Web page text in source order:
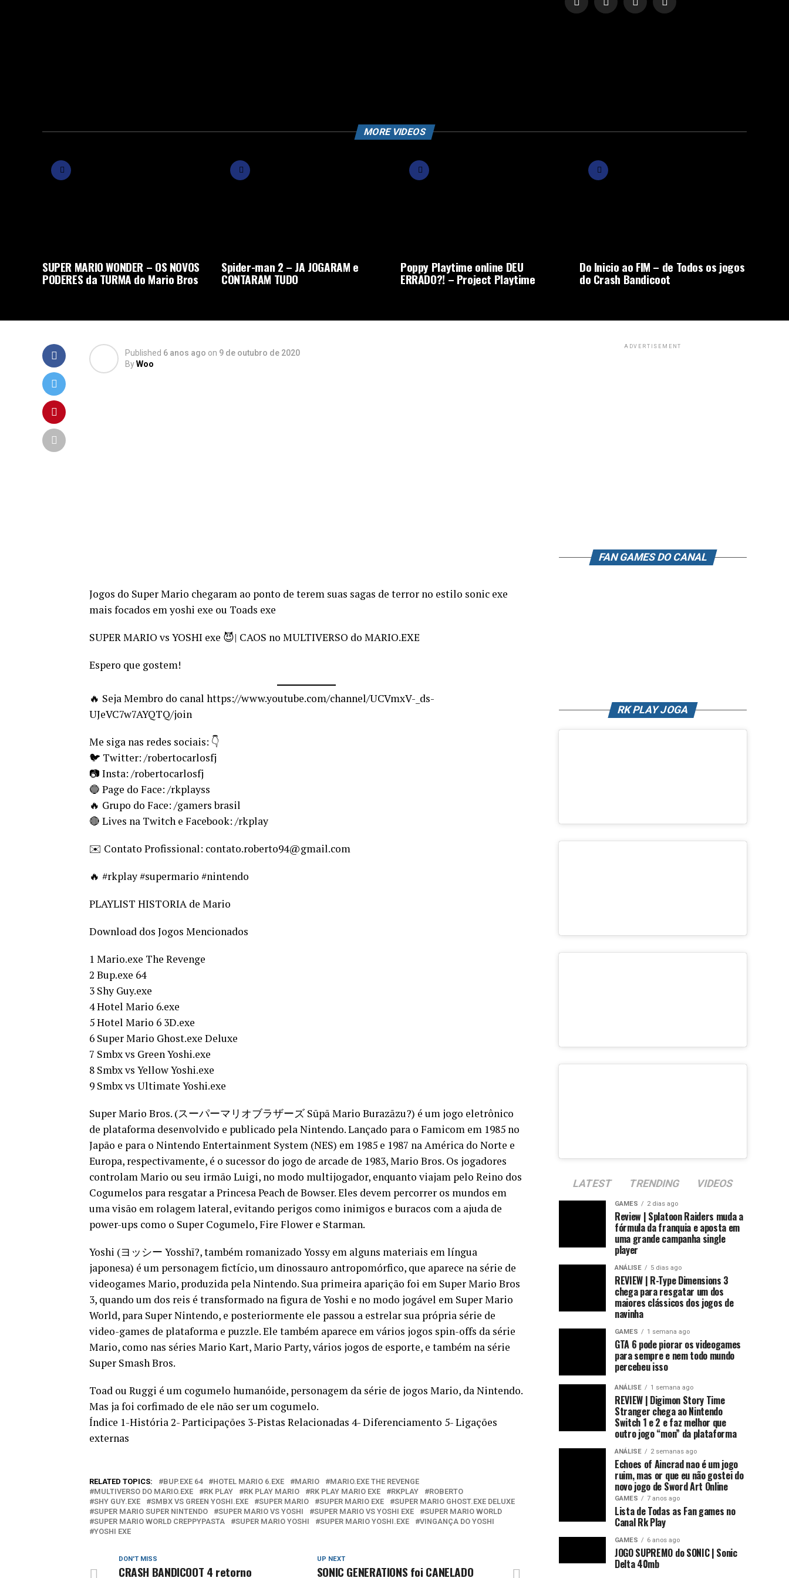
MORE VIDEOS
SUPER MARIO WONDER – OS NOVOS
PODERES da TURMA do Mario Bros
Spider-man 2 – JA JOGARAM e
CONTARAM TUDO
Poppy Playtime online DEU
ERRADO?! – Project Playtime
Do Inicio ao FIM – de Todos os jogos
do Crash Bandicoot
Published 6 anos ago on 9 de outubro de 2020
ByWoo
Jogos do Super Mario chegaram ao ponto de terem suas sagas de terror no estilo sonic exe
mais focados em yoshi exe ou Toads exe
SUPER MARIO vs YOSHI exe 😈| CAOS no MULTIVERSO do MARIO.EXE
Espero que gostem!
🔥 Seja Membro do canal https://www.youtube.com/channel/UCVmxV-_ds-
UJeVC7w7AYQTQ/join
Me siga nas redes sociais: 👇
🐦 Twitter: /robertocarlosfj
📷 Insta: /robertocarlosfj
🔵 Page do Face: /rkplayss
🔥 Grupo do Face: /gamers brasil
🔴 Lives na Twitch e Facebook: /rkplay
✉️ Contato Profissional: contato.roberto94@gmail.com
🔥 #rkplay #supermario #nintendo
PLAYLIST HISTORIA de Mario
Download dos Jogos Mencionados
1 Mario.exe The Revenge
2 Bup.exe 64
3 Shy Guy.exe
4 Hotel Mario 6.exe
5 Hotel Mario 6 3D.exe
6 Super Mario Ghost.exe Deluxe
7 Smbx vs Green Yoshi.exe
8 Smbx vs Yellow Yoshi.exe
9 Smbx vs Ultimate Yoshi.exe
Super Mario Bros. (スーパーマリオブラザーズ Sūpā Mario Burazāzu?) é um jogo eletrônico
de plataforma desenvolvido e publicado pela Nintendo. Lançado para o Famicom em 1985 no
Japão e para o Nintendo Entertainment System (NES) em 1985 e 1987 na América do Norte e
Europa, respectivamente, é o sucessor do jogo de arcade de 1983, Mario Bros. Os jogadores
controlam Mario ou seu irmão Luigi, no modo multijogador, enquanto viajam pelo Reino dos
Cogumelos para resgatar a Princesa Peach de Bowser. Eles devem percorrer os mundos em
uma visão em rolagem lateral, evitando perigos como inimigos e buracos com a ajuda de
power-ups como o Super Cogumelo, Fire Flower e Starman.
Yoshi (ヨッシー Yosshī?, também romanizado Yossy em alguns materiais em língua
japonesa) é um personagem fictício, um dinossauro antropomórfico, que aparece na série de
videogames Mario, produzida pela Nintendo. Sua primeira aparição foi em Super Mario Bros
3, quando um dos reis é transformado na figura de Yoshi e no modo jogável em Super Mario
World, para Super Nintendo, e posteriormente ele passou a estrelar sua própria série de
video-games de plataforma e puzzle. Ele também aparece em vários jogos spin-offs da série
Mario, como nas séries Mario Kart, Mario Party, vários jogos de esporte, e também na série
Super Smash Bros.
Toad ou Ruggi é um cogumelo humanóide, personagem da série de jogos Mario, da Nintendo.
Mas ja foi corfimado de ele não ser um cogumelo.
Índice 1-História 2- Participações 3-Pistas Relacionadas 4- Diferenciamento 5- Ligações
externas
RELATED TOPICS: BUP.EXE 64 HOTEL MARIO 6.EXE MARIO
MARIO.EXE THE REVENGE
MULTIVERSO DO MARIO.EXE
RK PLAY RK PLAY MARIO RK PLAY MARIO EXE RKPLAY
ROBERTO
SHY GUY.EXE
SMBX VS GREEN YOSHI.EXE SUPER MARIO SUPER MARIO EXE
SUPER MARIO GHOST.EXE DELUXE
SUPER MARIO SUPER NINTENDO
SUPER MARIO VS YOSHI SUPER MARIO VS YOSHI EXE
SUPER MARIO WORLD
SUPER MARIO WORLD CREPPYPASTA
SUPER MARIO YOSHI SUPER MARIO YOSHI.EXE
VINGANÇA DO YOSHI
YOSHI EXE
UP NEXT
SONIC GENERATIONS foi CANELADO
DON'T MISS
CRASH BANDICOOT 4 retorno
ADVERTISEMENT
FAN GAMES DO CANAL
RK PLAY JOGA
LATEST TRENDING VIDEOS
GAMES 2 dias ago
Review | Splatoon Raiders muda a
fórmula da franquia e aposta em
uma grande campanha single
player
ANÁLISE 5 dias ago
REVIEW | R-Type Dimensions 3
chega para resgatar um dos
maiores clássicos dos jogos de
navinha
GAMES 1 semana ago
GTA 6 pode piorar os videogames
para sempre e nem todo mundo
percebeu isso
ANÁLISE 1 semana ago
REVIEW | Digimon Story Time
Stranger chega ao Nintendo
Switch 1 e 2 e faz melhor que
outro jogo “mon” da plataforma
ANÁLISE 2 semanas ago
Echoes of Aincrad nao é um jogo
ruim, mas or que eu não gostei do
novo jogo de Sword Art Online
GAMES 7 anos ago
Lista de Todas as Fan games no
Canal Rk Play
GAMES 6 anos ago
JOGO SUPREMO do SONIC | Sonic
Delta 40mb